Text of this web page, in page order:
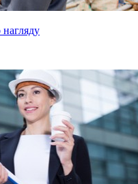
нагляду